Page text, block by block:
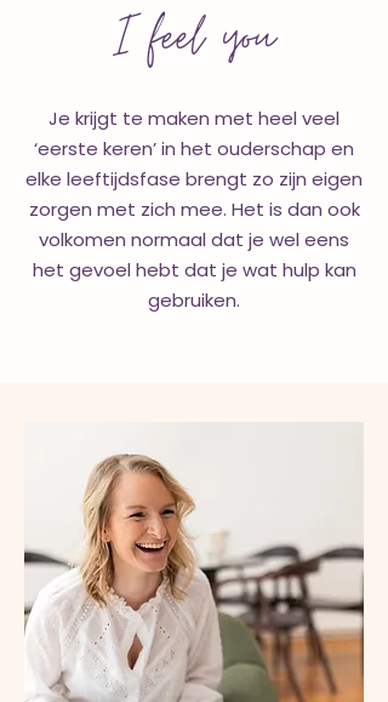
I feel you
Je krijgt te maken met heel veel
‘eerste keren’ in het ouderschap en
elke leeftijdsfase brengt zo zijn eigen
zorgen met zich mee. Het is dan ook
volkomen normaal dat je wel eens
het gevoel hebt dat je wat hulp kan
gebruiken.